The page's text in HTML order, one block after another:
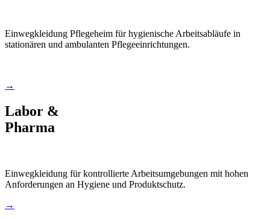
Einwegkleidung Pflegeheim für hygienische Arbeitsabläufe in
stationären und ambulanten Pflegeeinrichtungen.
→
Labor &
Pharma
Einwegkleidung für kontrollierte Arbeitsumgebungen mit hohen
Anforderungen an Hygiene und Produktschutz.
→